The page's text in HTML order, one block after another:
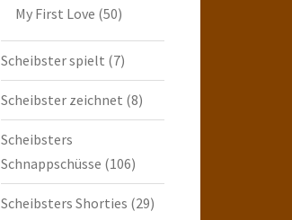
My First Love (50)
Scheibster spielt (7)
Scheibster zeichnet (8)
Scheibsters
Schnappschüsse (106)
Scheibsters Shorties (29)